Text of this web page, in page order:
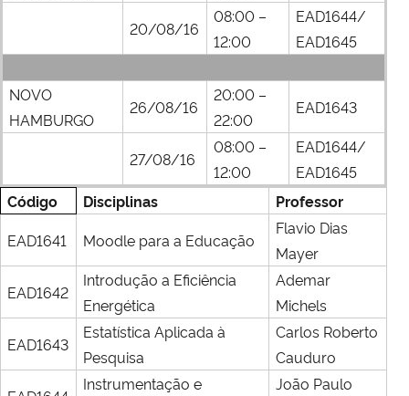
20/08/16
08:00 –
12:00
EAD1644/
EAD1645
NOVO
HAMBURGO
26/08/16
20:00 –
22:00
EAD1643
27/08/16
08:00 –
12:00
EAD1644/
EAD1645
Código
Disciplinas
Professor
EAD1641
Moodle para a Educação
Flavio Dias
Mayer
EAD1642
Introdução a Eficiência
Energética
Ademar
Michels
EAD1643
Estatística Aplicada à
Pesquisa
Carlos Roberto
Cauduro
Instrumentação e João Paulo